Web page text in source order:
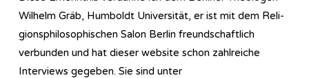
Wilhelm Gräb, Humboldt Universität, er ist mit dem Re­li­
gi­ons­phi­lo­so­phi­sch­en Salon Berlin freundschaftlich
verbunden und hat dieser website schon zahlreiche
Interviews gegeben. Sie sind unter